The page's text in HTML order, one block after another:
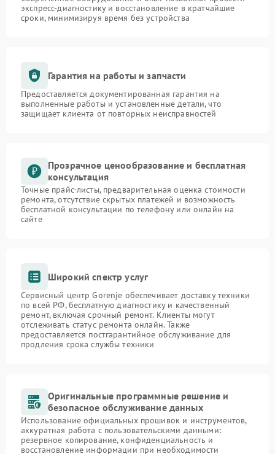
экспресс-диагностику и восстановление в кратчайшие
сроки, минимизируя время без устройства
Гарантия на работы и запчасти
Предоставляется документированная гарантия на
выполненные работы и установленные детали, что
защищает клиента от повторных неисправностей
Прозрачное ценообразование и бесплатная
консультация
Точные прайс-листы, предварительная оценка стоимости
ремонта, отсутствие скрытых платежей и возможность
бесплатной консультации по телефону или онлайн на
сайте
Широкий спектр услуг
Сервисный центр Gorenje обеспечивает доставку техники
по всей РФ, бесплатную диагностику и качественный
ремонт, включая срочный ремонт. Клиенты могут
отслеживать статус ремонта онлайн. Также
предоставляется постгарантийное обслуживание для
продления срока службы техники
Оригинальные программные решение и
безопасное обслуживание данных
Использование официальных прошивок и инструментов,
аккуратная работа с пользовательскими данными:
резервное копирование, конфиденциальность и
восстановление информации при необходимости